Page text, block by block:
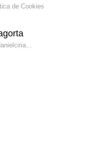
de Cookies